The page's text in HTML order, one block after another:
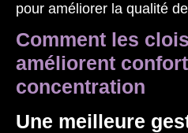
pour améliorer la qualité
Comment les
améliorent
concentration
Une meilleure